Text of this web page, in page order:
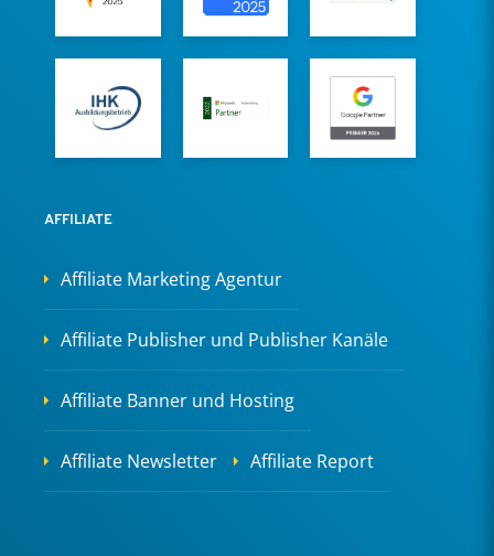
AFFILIATE
Affiliate Marketing Agentur
Affiliate Publisher und Publisher Kanäle
Affiliate Banner und Hosting
Affiliate Newsletter Affiliate Report